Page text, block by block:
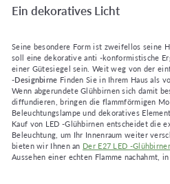
Ein dekoratives Licht
Seine besondere Form ist zweifellos seine
soll eine dekorative anti -konformistische
einer Gütesiegel sein. Weit weg von der
-Designbirne Finden Sie in Ihrem Haus als
Wenn abgerundete Glühbirnen sich damit
diffundieren, bringen die flammförmigen
Beleuchtungslampe und dekoratives
Kauf von LED -Glühbirnen entscheidet die
Beleuchtung, um Ihr Innenraum weiter
bieten wir Ihnen an Der E27 LED -
Aussehen einer echten Flamme nachahmt,